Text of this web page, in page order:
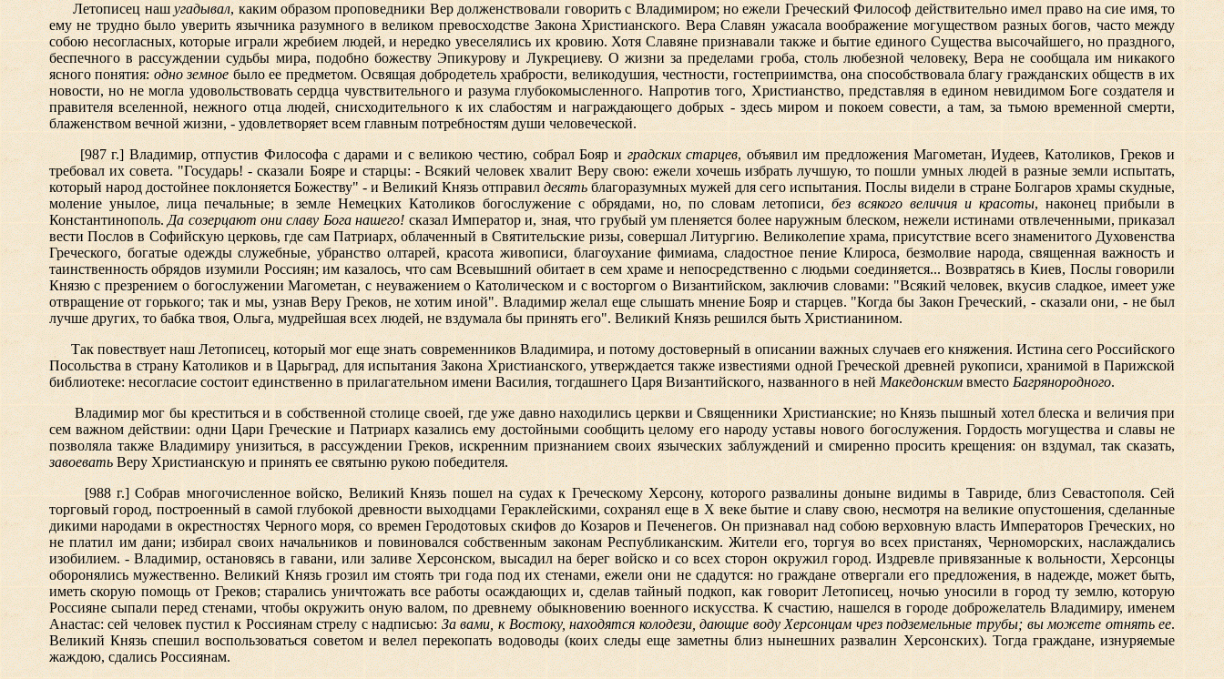
Летописец нашугадывал, каким образом проповедники Вер долженствовали говорить с Владимиром; но ежели Греческий Философ действительно имел право на сие имя, то
ему не трудно было уверить язычника разумного в великом превосходстве Закона Христианского. Вера Славян ужасала воображение могуществом разных богов, часто между
собою несогласных, которые играли жребием людей, и нередко увеселялись их кровию. Хотя Славяне признавали также и бытие единого Существа высочайшего, но праздного,
беспечного в рассуждении судьбы мира, подобно божеству Эпикурову и Лукрециеву. О жизни за пределами гроба, столь любезной человеку, Вера не сообщала им никакого
ясного понятия:одно земноебыло ее предметом. Освящая добродетель храбрости, великодушия, честности, гостеприимства, она способствовала благу гражданских обществ в их
новости,но не могла удовольствовать сердца чувствительного и разума глубокомысленного. Напротив того, Христианство, представляя в едином невидимом Боге создателя и
правителя вселенной, нежного отца людей, снисходительного к их слабостям и награждающего добрых - здесь миром и покоем совести, а там, за тьмою временной смерти,
блаженством вечной жизни, - удовлетворяет всем главным потребностям души человеческой.
[987 г.] Владимир, отпустив Философа с дарами и с великою честию, собрал Бояр иградских старцев, объявил им предложения Магометан, Иудеев, Католиков, Греков и
требовал их совета. "Государь! - сказали Бояре и старцы: - Всякий человек хвалит Веру свою: ежели хочешь избрать лучшую, то пошли умных людей в разные земли испытать,
который народ достойнее поклоняется Божеству" - и Великий Князь отправилдесятьблагоразумных мужей для сего испытания. Послы видели в стране Болгаров храмы скудные,
моление унылое, лица печальные; в земле Немецких Католиков богослужение с обрядами, но, по словам летописи,без всякого величия и красоты, наконец прибыли в
Константинополь.Да созерцают они славу Бога нашего!сказал Император и, зная, что грубый ум пленяется более наружным блеском, нежели истинами отвлеченными, приказал
вести Послов в Софийскую церковь, где сам Патриарх, облаченный в Святительские ризы, совершал Литургию. Великолепие храма, присутствие всего знаменитого Духовенства
Греческого, богатые одежды служебные, убранство олтарей, красота живописи, благоухание фимиама, сладостное пение Клироса, безмолвие народа, священная важность и
таинственность обрядов изумили Россиян; им казалось, что сам Всевышний обитает в сем храме и непосредственно с людьми соединяется... Возвратясь в Киев, Послы говорили
Князю с презрением о богослужении Магометан, с неуважением о Католическом и с восторгом о Византийском, заключив словами: "Всякий человек, вкусив сладкое, имеет уже
отвращение от горького; так и мы, узнав Веру Греков, не хотим иной". Владимир желал еще слышать мнение Бояр и старцев. "Когда бы Закон Греческий, - сказали они, - не был
лучше других, то бабка твоя, Ольга, мудрейшая всех людей, не вздумала бы принять его". Великий Князь решился быть Христианином.
Так повествует наш Летописец, который мог еще знать современников Владимира, и потому достоверный в описании важных случаев его княжения. Истина сего Российского
Посольства в страну Католиков и в Царьград, для испытания Закона Христианского, утверждается также известиями одной Греческой древней рукописи, хранимой в Парижской
библиотеке: несогласие состоит единственно в прилагательном имени Василия, тогдашнего Царя Византийского, названного в нейМакедонскимвместоБагрянородного.
Владимир мог бы креститься и в собственной столице своей, где уже давно находились церкви и Священники Христианские; но Князь пышный хотел блеска и величия при
сем важном действии: одни Цари Греческие и Патриарх казались ему достойными сообщить целому его народу уставы нового богослужения. Гордость могуществаи славы не
позволяла также Владимиру унизиться, в рассуждении Греков, искренним признанием своих языческих заблуждений и смиренно просить крещения: он вздумал, так сказать,
завоеватьВеру Христианскую и принять ее святыню рукою победителя.
[988 г.] Собрав многочисленное войско, Великий Князь пошел на судах к Греческому Херсону, которого развалины доныне видимы в Тавриде, близ Севастополя. Сей
торговый город, построенный в самой глубокой древности выходцами Гераклейскими, сохранял еще в Х веке бытие и славу свою, несмотря на великие опустошения, сделанные
дикими народами в окрестностях Черного моря, со времен Геродотовых скифов до Козаров и Печенегов. Он признавал над собою верховную власть Императоров Греческих, но
не платил им дани; избирал своих начальников и повиновался собственным законам Республиканским. Жители его, торгуя во всех пристанях, Черноморских, наслаждались
изобилием. - Владимир, остановясь в гавани, или заливе Херсонском, высадил на берег войско и со всех сторон окружил город. Издревле привязанные к вольности, Херсонцы
оборонялись мужественно. Великий Князь грозил им стоять три года под их стенами, ежели они не сдадутся: но граждане отвергали его предложения, в надежде, может быть,
иметь скорую помощь от Греков; старались уничтожать все работы осаждающих и, сделав тайный подкоп, как говорит Летописец, ночью уносили в город ту землю, которую
Россияне сыпали перед стенами, чтобы окружить оную валом, по древнему обыкновению военного искусства. К счастию, нашелся в городе доброжелатель Владимиру, именем
Анастас: сей человек пустил к Россиянам стрелу с надписью:За вами, к Востоку, находятся колодези, дающие воду Херсонцам чрез подземельные трубы; вы можете отнять ее.
Великий Князь спешил воспользоваться советом и велел перекопать водоводы (коих следы еще заметны близ нынешних развалин Херсонских). Тогда граждане, изнуряемые
жаждою, сдались Россиянам.